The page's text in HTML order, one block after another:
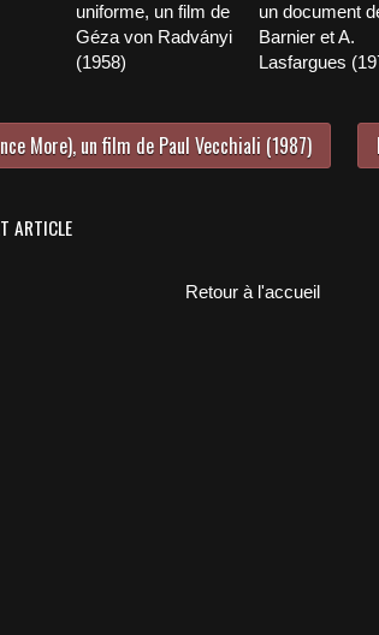
uniforme, un film de
Géza von Radványi
(1958)
un document
Barnier et A.
Lasfargues
More), un film de Paul Vecchiali (1987)
ARTICLE
Retour à l'accueil